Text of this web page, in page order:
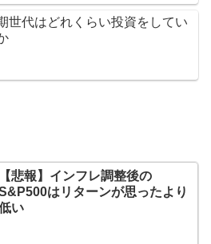
世代はどれくらい投資をしてい
【悲報】インフレ調整後の
はリターンが思ったより
い